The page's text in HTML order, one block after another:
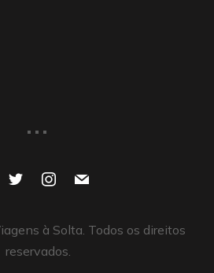
...
twitter instagram
mail
à Solta. Todos os direitos
reservados.